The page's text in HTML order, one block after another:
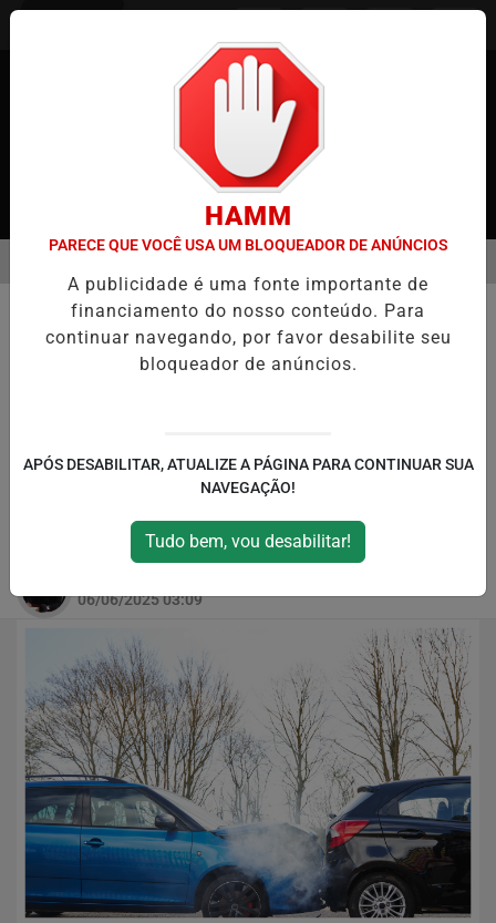
EM ALTA
POLICIAL
Homem é preso novamente em
Hiroshima por provocar acidente e
colisões para exigir dinheiro; prática
criminosa tem sido alvo de alertas das
autoridades locais
06/06/2025 03:09
HAMM
PARECE QUE VOCÊ USA UM BLOQUEADOR DE ANÚNCIOS
A publicidade é uma fonte importante de
financiamento do nosso conteúdo. Para
continuar navegando, por favor desabilite seu
bloqueador de anúncios.
APÓS DESABILITAR, ATUALIZE A PÁGINA PARA CONTINUAR SUA
NAVEGAÇÃO!
Tudo bem, vou desabilitar!